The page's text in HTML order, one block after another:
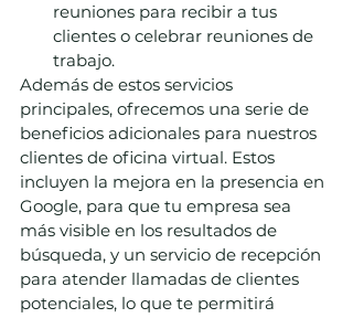
reuniones para recibir a tus
clientes o celebrar reuniones de
trabajo.
Además de estos servicios
principales, ofrecemos una serie de
beneficios adicionales para nuestros
clientes de oficina virtual. Estos
incluyen la mejora en la presencia en
Google, para que tu empresa sea
más visible en los resultados de
búsqueda, y un servicio de recepción
para atender llamadas de clientes
potenciales, lo que te permitirá